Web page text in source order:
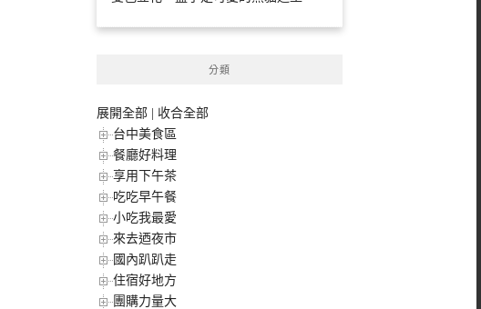
分類
展開全部
收合全部
台中美食區
餐廳好料理
享用下午茶
吃吃早午餐
小吃我最愛
來去迺夜市
國內趴趴走
住宿好地方
團購力量大